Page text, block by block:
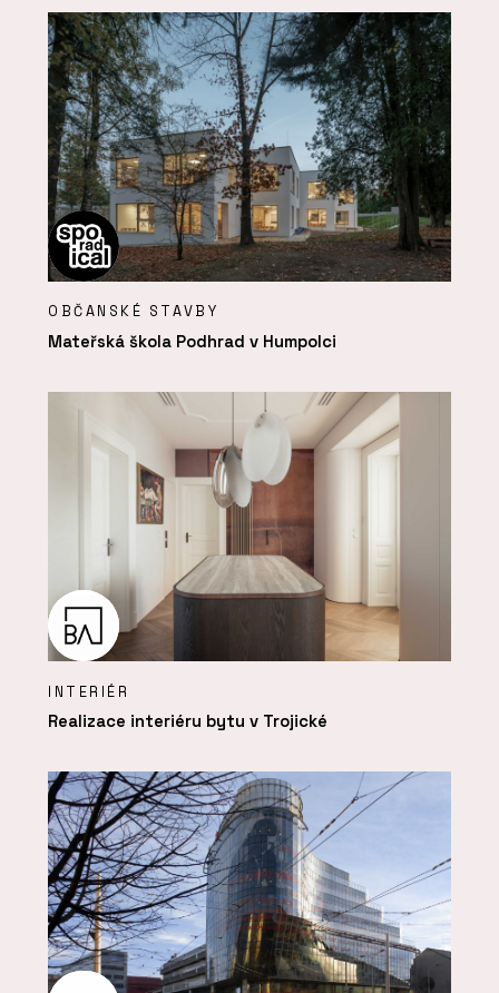
OBČANSKÉ STAVBY
Mateřská škola Podhrad v Humpolci
INTERIÉR
Realizace interiéru bytu v Trojické